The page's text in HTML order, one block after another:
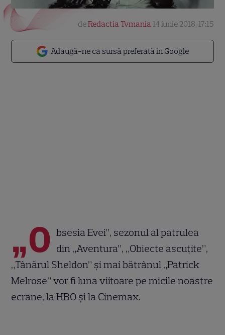
Adaugă-ne ca sursă preferată în Google
deRedactia Tvmania 14 iunie 2018, 17:15
„O bsesia Evei”, sezonul al patrulea
din „Aventura”, „Obiecte ascuțite”,
„Tânărul Sheldon” și mai bătrânul „Patrick
Melrose” vor fi luna viitoare pe micile noastre
ecrane, la HBO și la Cinemax.